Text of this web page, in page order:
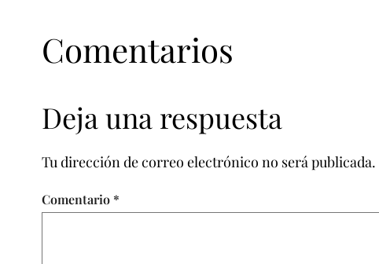
Comentarios
Deja una respuesta
Tu dirección de correo electrónico no será publicada.
Comentario *